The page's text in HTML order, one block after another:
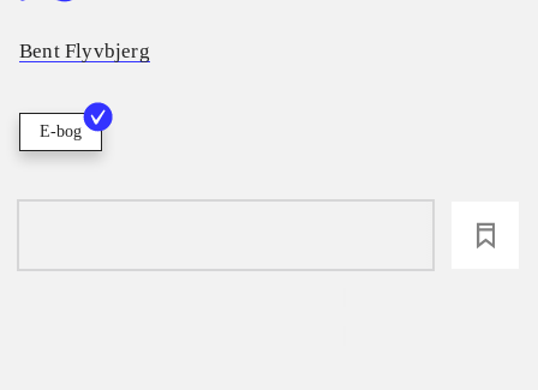
Bent Flyvbjerg
E-bog